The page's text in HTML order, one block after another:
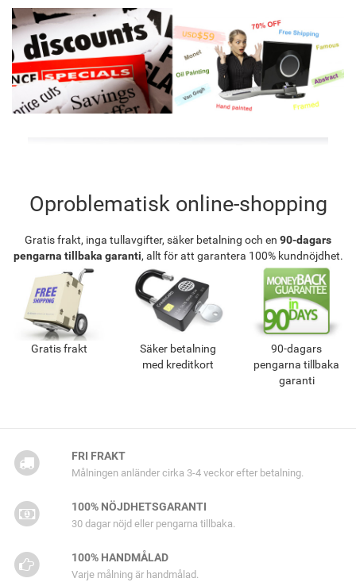
Oproblematisk online-shopping
Gratis frakt, inga tullavgifter, säker betalning och en 90-dagars
pengarna tillbaka garanti, allt för att garantera 100% kundnöjdhet.
Gratis frakt
Säker betalning
med kreditkort
90-dagars
pengarna tillbaka
garanti
FRI FRAKT
Målningen anländer cirka 3-4 veckor efter betalning.
100% NÖJDHETSGARANTI
30 dagar nöjd eller pengarna tillbaka.
100% HANDMÅLAD
Varje målning är handmålad.